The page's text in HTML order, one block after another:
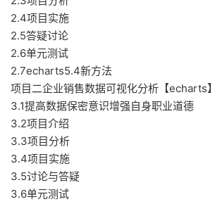
2.4项目实施
2.5答疑讨论
2.6单元测试
2.7echarts5.4新方法
项目二企业销售数据可视化分析【echarts】
3.1提高数据保密意识增强自身职业道德
3.2项目介绍
3.3项目分析
3.4项目实施
3.5讨论与答疑
3.6单元测试